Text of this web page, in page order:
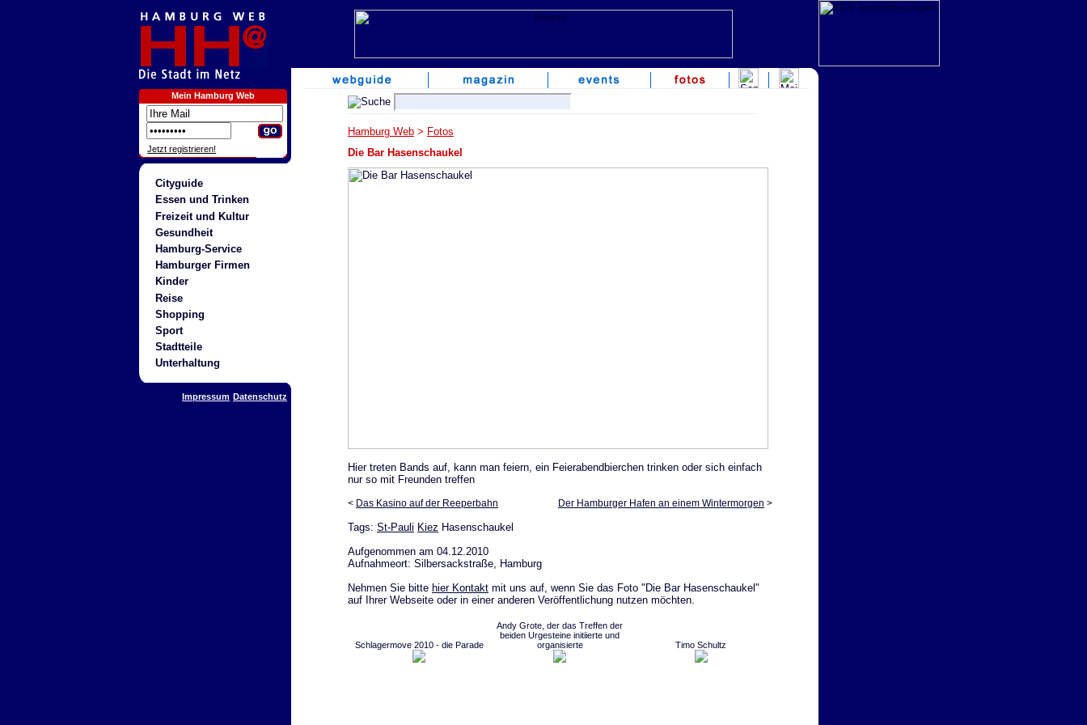
Mein Hamburg Web
Jetzt registrieren!
Cityguide
Essen und Trinken
Freizeit und Kultur
Gesundheit
Hamburg-Service
Hamburger Firmen
Kinder
Reise
Shopping
Sport
Stadtteile
Unterhaltung
Impressum Datenschutz
Hamburg Web > Fotos
Die Bar Hasenschaukel
Hier treten Bands auf, kann man feiern, ein Feierabendbierchen trinken oder sich einfach
nur so mit Freunden treffen
< Das Kasino auf der Reeperbahn Der Hamburger Hafen an einem Wintermorgen >
Tags: St-Pauli Kiez Hasenschaukel
Aufgenommen am 04.12.2010
Aufnahmeort: Silbersackstraße, Hamburg
Nehmen Sie bitte hier Kontakt mit uns auf, wenn Sie das Foto "Die Bar Hasenschaukel"
auf Ihrer Webseite oder in einer anderen Veröffentlichung nutzen möchten.
Schlagermove 2010 - die Parade
Andy Grote, der das Treffen der
beiden Urgesteine initiierte und
organisierte
Timo Schultz